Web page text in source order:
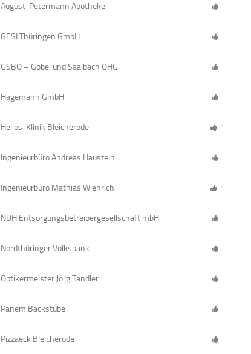
August-Petermann Apotheke
GESI Thüringen GmbH
GSBO – Göbel und Saalbach OHG
Hagemann GmbH
Helios-Klinik Bleicherode 1
Ingenieurbüro Andreas Haustein
Ingenieurbüro Mathias Wienrich 1
NDH Entsorgungsbetreibergesellschaft mbH
Nordthüringer Volksbank
Optikermeister Jörg Tandler
Panem Backstube
Pizzaeck Bleicherode